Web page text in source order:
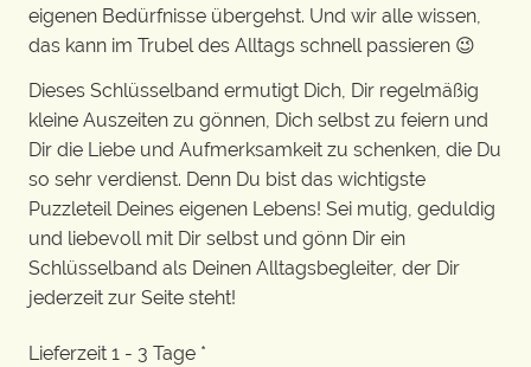
eigenen Bedürfnisse übergehst. Und wir alle wissen,
das kann im Trubel des Alltags schnell passieren 😉
Dieses Schlüsselband ermutigt Dich, Dir regelmäßig
kleine Auszeiten zu gönnen, Dich selbst zu feiern und
Dir die Liebe und Aufmerksamkeit zu schenken, die Du
so sehr verdienst. Denn Du bist das wichtigste
Puzzleteil Deines eigenen Lebens! Sei mutig, geduldig
und liebevoll mit Dir selbst und gönn Dir ein
Schlüsselband als Deinen Alltagsbegleiter, der Dir
jederzeit zur Seite steht!
Lieferzeit 1 - 3 Tage *